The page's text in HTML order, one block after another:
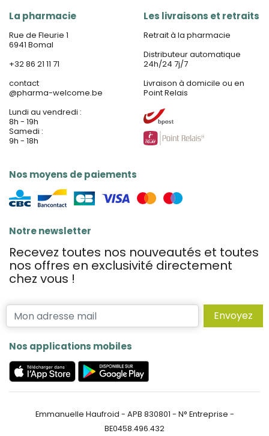
La pharmacie
Rue de Fleurie 1
6941 Bomal
+32 86 21 11 71
contact
@pharma-welcome.be
Lundi au vendredi :
8h - 19h
Samedi :
9h - 18h
Nos moyens de paiements
Les livraisons et retraits
Retrait à la pharmacie
Distributeur automatique
24h/24 7j/7
Livraison à domicile ou en
Point Relais
Notre newsletter
Recevez toutes nos nouveautés et toutes
nos offres en exclusivité directement
chez vous !
Envoyez
Nos applications mobiles
Emmanuelle Haufroid - APB 830801 - N° Entreprise -
BE0458.496.432